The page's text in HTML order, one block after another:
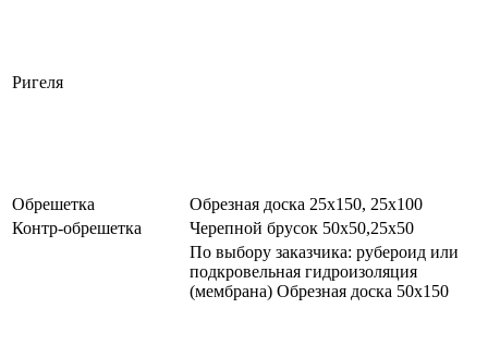
Ригеля
Обрешетка
Обрезная доска 25х150, 25х100
Контр-обрешетка
Черепной брусок 50х50,25х50
По выбору заказчика: рубероид или
подкровельная гидроизоляция
(мембрана) Обрезная доска 50х150